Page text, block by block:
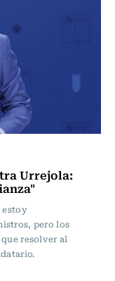
Urrejola:
estoy
pero los
resolver al